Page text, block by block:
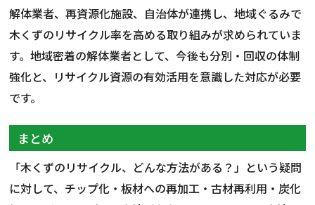
解体業者、再資源化施設、自治体が連携し、地域ぐるみで
木くずのリサイクル率を高める取り組みが求められていま
す。地域密着の解体業者として、今後も分別・回収の体制
強化と、リサイクル資源の有効活用を意識した対応が必要
です。
まとめ
「木くずのリサイクル、どんな方法がある？」という疑問
に対して、チップ化・板材への再加工・古材再利用・炭化